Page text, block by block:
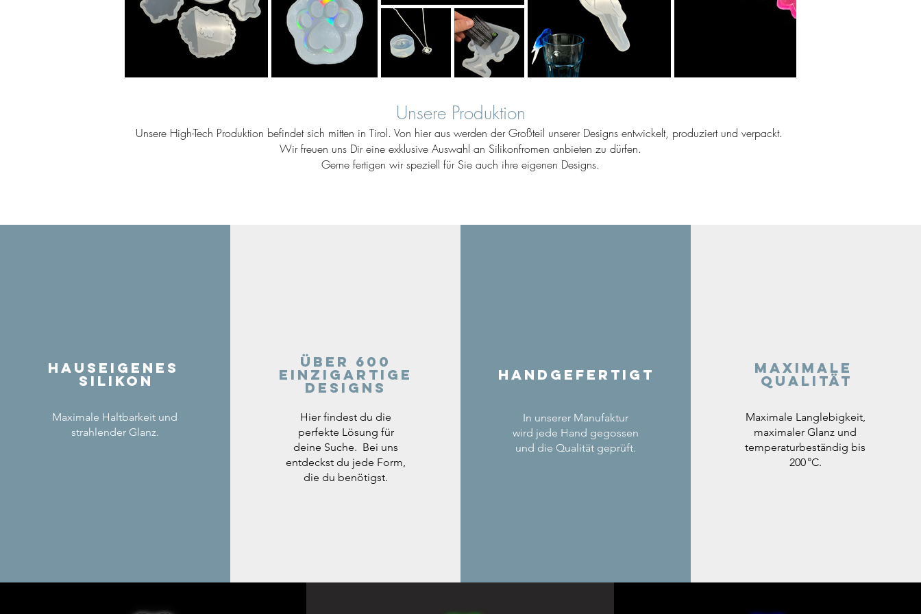
Unsere Produktion
Unsere High-Tech Produktion befindet sich mitten in Tirol. Von hier aus werden der Großteil unserer Designs entwickelt, produziert und verpackt.
Wir freuen uns Dir eine exklusive Auswahl an Silikonfromen anbieten zu dürfen.
Gerne fertigen wir speziell für Sie auch ihre eigenen Designs.
Hauseigenes
Silikon
Maximale Haltbarkeit und
strahlender Glanz.
Über 600
einzigartige
Designs
Hier findest du die
perfekte Lösung für
deine Suche. Bei uns
entdeckst du jede Form,
die du benötigst.
Handgefertigt
In unserer Manufaktur
wird jede Hand gegossen
und die Qualität geprüft.
Maximale
Qualität
Maximale Langlebigkeit,
maximaler Glanz und
temperaturbeständig bis
200 °C.